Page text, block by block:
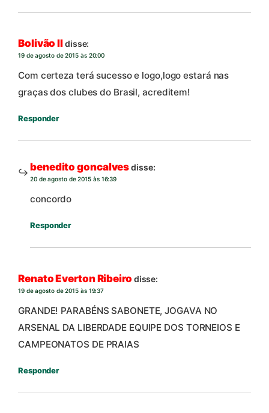
Bolivão IIdisse:
19 de agosto de 2015 às 20:00
Com certeza terá sucesso e logo,logo estará nas
graças dos clubes do Brasil, acreditem!
Responder
benedito goncalvesdisse:
20 de agosto de 2015 às 16:39
concordo
Responder
Renato Everton Ribeiro disse:
19 de agosto de 2015 às 19:37
GRANDE! PARABÉNS SABONETE, JOGAVA NO
ARSENAL DA LIBERDADE EQUIPE DOS TORNEIOS E
CAMPEONATOS DE PRAIAS
Responder